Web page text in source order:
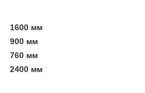
1600 мм
900 мм
760 мм
2400 мм